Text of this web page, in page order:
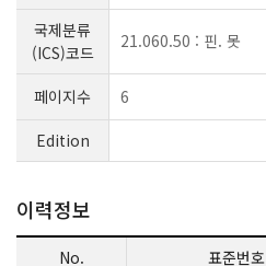
국제분류
(ICS)코드
21.060.50 : 핀. 못
페이지수
6
Edition
이력정보
No. 표준번호